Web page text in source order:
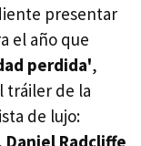
presentar
el año que
perdida',
tráiler de la
de lujo:
Daniel Radcliffe